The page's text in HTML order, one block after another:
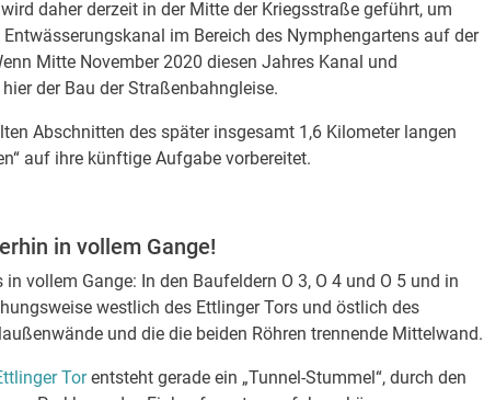
daher derzeit in der Mitte der Kriegsstraße geführt, um
im Bereich des Nymphengartens auf der
Mitte November 2020 diesen Jahres Kanal und
der Bau der Straßenbahngleise.
Abschnitten des später insgesamt 1,6 Kilometer langen
auf ihre künftige Aufgabe vorbereitet.
in vollem Gange!
vollem Gange: In den Baufeldern O 3, O 4 und O 5 und in
westlich des Ettlinger Tors und östlich des
und die die beiden Röhren trennende Mittelwand.
Torentsteht gerade ein „Tunnel-Stummel“, durch den
Vier Milliarden Euro: VBK & Co.
schreiben für 504 Regional-